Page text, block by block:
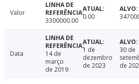
Valor
3300000.00 0.00
Data
14 de
março
de 2019
1 de
dezembro
de 2023
30 de
de